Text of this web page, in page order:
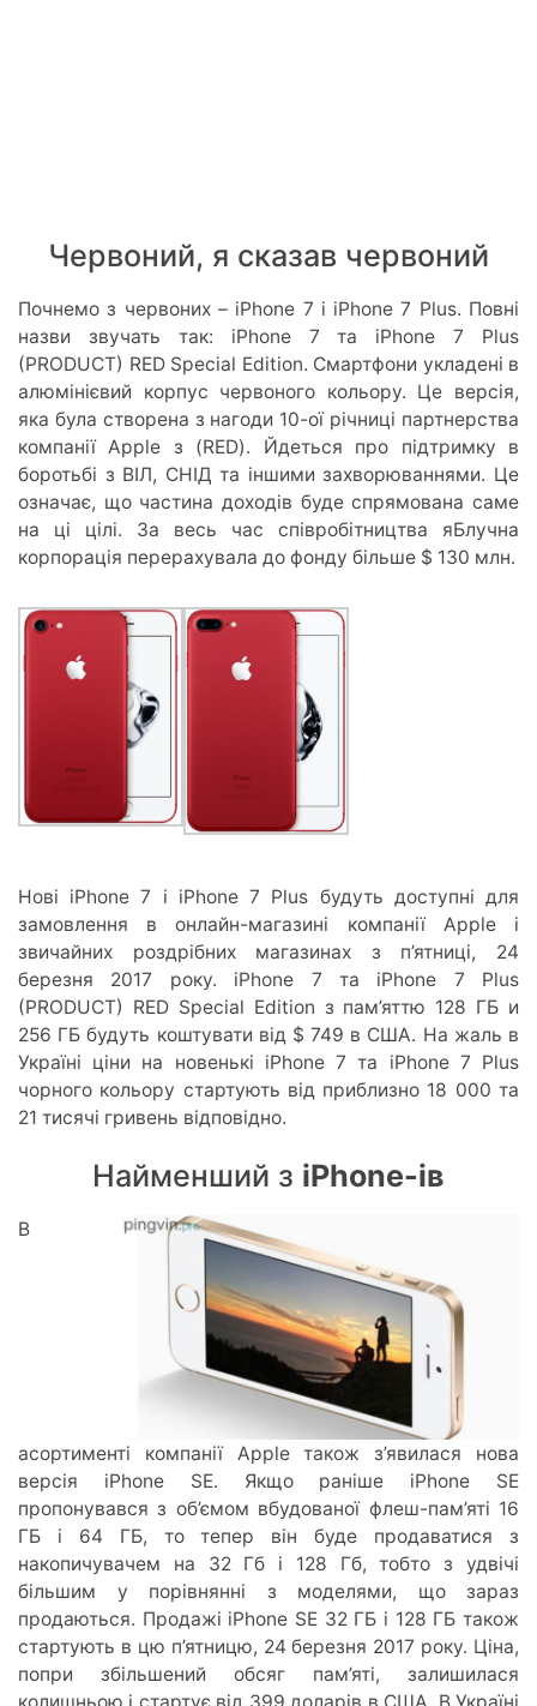
Червоний, я сказав червоний
Почнемо з червоних – iPhone 7 і iPhone 7 Plus. Повні
назви звучать так: iPhone 7 та iPhone 7 Plus
(PRODUCT) RED Special Edition. Смартфони укладені в
алюмінієвий корпус червоного кольору. Це версія,
яка була створена з нагоди 10-ої річниці партнерства
компанії Apple з (RED). Йдеться про підтримку в
боротьбі з ВІЛ, СНІД та іншими захворюваннями. Це
означає, що частина доходів буде спрямована саме
на ці цілі. За весь час співробітництва яБлучна
корпорація перерахувала до фонду більше $ 130 млн.
Нові iPhone 7 і iPhone 7 Plus будуть доступні для
замовлення в онлайн-магазині компанії Apple і
звичайних роздрібних магазинах з п’ятниці, 24
березня 2017 року. iPhone 7 та iPhone 7 Plus
(PRODUCT) RED Special Edition з пам’яттю 128 ГБ и
256 ГБ будуть коштувати від $ 749 в США. На жаль в
Україні ціни на новенькі iPhone 7 та iPhone 7 Plus
чорного кольору стартують від приблизно 18 000 та
21 тисячі гривень відповідно.
Найменший з iPhone-ів
В
асортименті компанії Apple також з’явилася нова
версія iPhone SE. Якщо раніше iPhone SE
пропонувався з об’ємом вбудованої флеш-пам’яті 16
ГБ і 64 ГБ, то тепер він буде продаватися з
накопичувачем на 32 Гб і 128 Гб, тобто з удвічі
більшим у порівнянні з моделями, що зараз
продаються. Продажі iPhone SE 32 ГБ і 128 ГБ також
стартують в цю п’ятницю, 24 березня 2017 року. Ціна,
попри збільшений обсяг пам’яті, залишилася
колишньою і стартує від 399 доларів в США. В Україні